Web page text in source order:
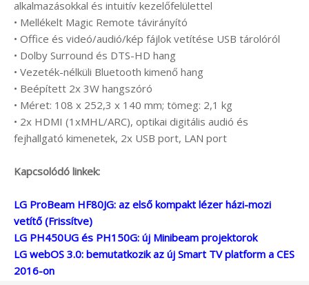
alkalmazásokkal és intuitív kezelőfelülettel
• Mellékelt Magic Remote távirányító
• Office és videó/audió/kép fájlok vetítése USB tárolóról
• Dolby Surround és DTS-HD hang
• Vezeték-nélküli Bluetooth kimenő hang
• Beépített 2x 3W hangszóró
• Méret: 108 x 252,3 x 140 mm; tömeg: 2,1 kg
• 2x HDMI (1xMHL/ARC), optikai digitális audió és
fejhallgató kimenetek, 2x USB port, LAN port
Kapcsolódó linkek:
LG ProBeam HF80JG: az első kompakt lézer házi-mozi
vetítő (Frissítve)
LG PH450UG és PH150G: új Minibeam projektorok
LG webOS 3.0: bemutatkozik az új Smart TV platform a CES
2016-on